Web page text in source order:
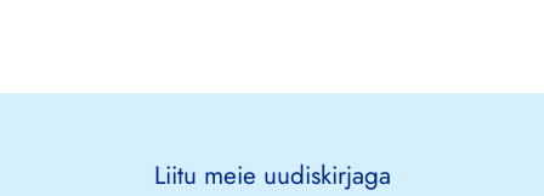
Liitu meie uudiskirjaga